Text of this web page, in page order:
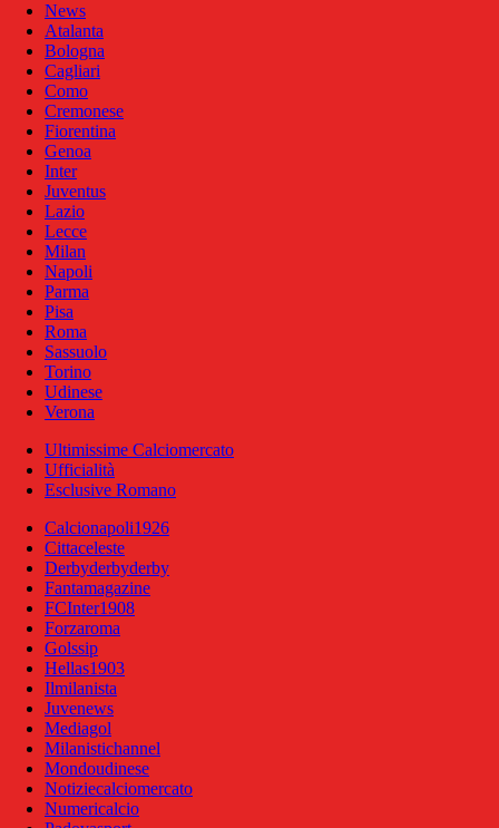
News
Atalanta
Bologna
Cagliari
Como
Cremonese
Fiorentina
Genoa
Inter
Juventus
Lazio
Lecce
Milan
Napoli
Parma
Pisa
Roma
Sassuolo
Torino
Udinese
Verona
Ultimissime Calciomercato
Ufficialità
Esclusive Romano
Calcionapoli1926
Cittaceleste
Derbyderbyderby
Fantamagazine
FCInter1908
Forzaroma
Golssip
Hellas1903
Ilmilanista
Juvenews
Mediagol
Milanistichannel
Mondoudinese
Notiziecalciomercato
Numericalcio